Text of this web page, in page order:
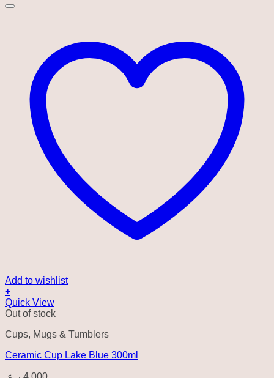
Add to wishlist
+
Quick View
Out of stock
Cups, Mugs & Tumblers
Ceramic Cup Lake Blue 300ml